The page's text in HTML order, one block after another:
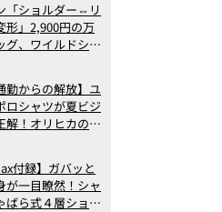
年6月版）
「ショルダー⇔リ
形」2,900円の万
グ、ワイルドシン
ングベスト3】
版）
勤からの解放】ユ
ロシャツが夏ビジ
解！オリヒカの透
付録】ガバッと
が一目瞭然！シャ
ばら式４層ショル